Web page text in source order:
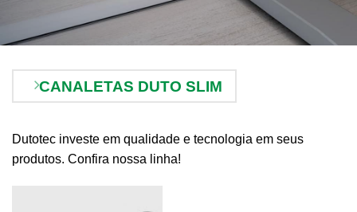
CANALETAS DUTO SLIM
Dutotec investe em qualidade e tecnologia em seus
produtos. Confira nossa linha!